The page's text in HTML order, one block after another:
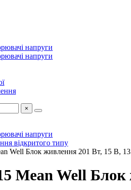
напруги
напруги
×
напруги
відкритого типу
Well Блок живлення 201 Вт, 15 В,
Mean Well